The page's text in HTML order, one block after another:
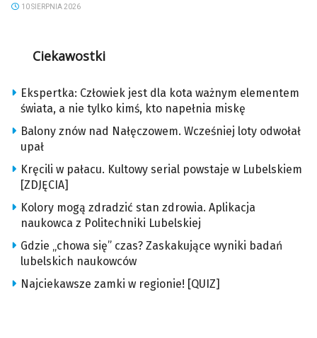
10 SIERPNIA 2026
Ciekawostki
Ekspertka: Człowiek jest dla kota ważnym elementem
świata, a nie tylko kimś, kto napełnia miskę
Balony znów nad Nałęczowem. Wcześniej loty odwołał
upał
Kręcili w pałacu. Kultowy serial powstaje w Lubelskiem
[ZDJĘCIA]
Kolory mogą zdradzić stan zdrowia. Aplikacja
naukowca z Politechniki Lubelskiej
Gdzie „chowa się” czas? Zaskakujące wyniki badań
lubelskich naukowców
Najciekawsze zamki w regionie! [QUIZ]